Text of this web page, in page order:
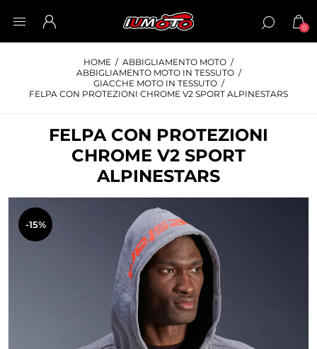
0
HOME / ABBIGLIAMENTO MOTO /
ABBIGLIAMENTO MOTO IN TESSUTO /
GIACCHE MOTO IN TESSUTO /
FELPA CON PROTEZIONI CHROME V2 SPORT ALPINESTARS
FELPA CON PROTEZIONI
CHROME V2 SPORT
ALPINESTARS
-15%